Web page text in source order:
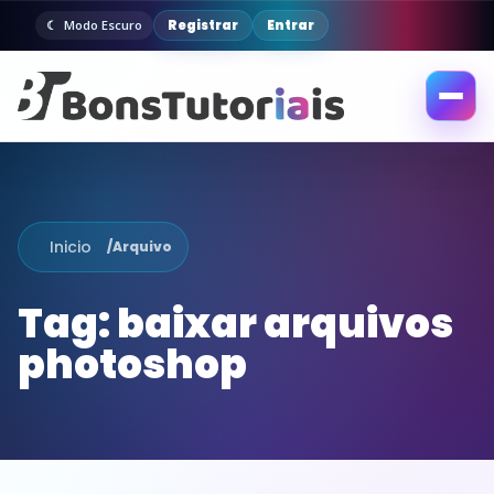
Modo Escuro Registrar Entrar
Abrir
Inicio /Arquivo
Tag:baixar arquivos
photoshop